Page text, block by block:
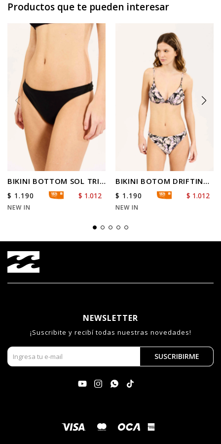
Productos que te pueden interesar
BIKINI BOTTOM SOL TRI
LESS
$ 1.190 $ 1.012
NEW IN
BIKINI BOTOM DRIFTING
COAST LESS
$ 1.190 $ 1.012
NEW IN
NEWSLETTER
¡Suscribite y recibí todas nuestras novedades!
SUSCRIBIRME
   